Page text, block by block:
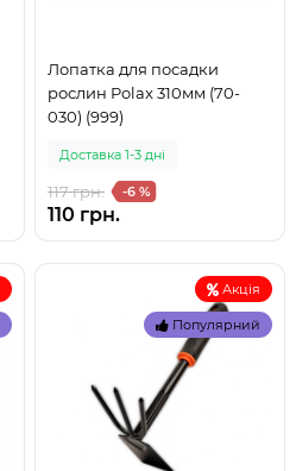
Лопатка для посадки
рослин Polax 310мм (70-
030) (999)
Доставка 1-3 дні
117 грн. -6 %
110 грн.
Акція
Популярний